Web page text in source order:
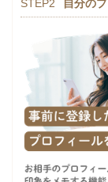
STEP2 自分の